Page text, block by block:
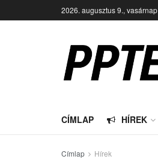
2026. augusztus 9., vasárnap
CÍMLAP HÍREK
Címlap Hírek